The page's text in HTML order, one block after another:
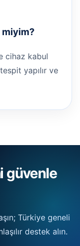
cihaz kabul
yapılır ve
güvenle
Türkiye geneli
destek alın.